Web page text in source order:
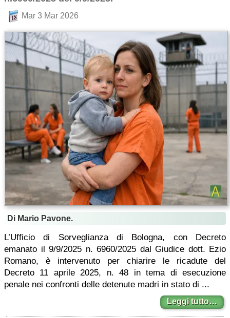
Mar 3 Mar 2026
Di Mario Pavone.
L’Ufficio di Sorveglianza di Bologna, con Decreto
emanato il 9/9/2025 n. 6960/2025 dal Giudice dott. Ezio
Romano, è intervenuto per chiarire le ricadute del
Decreto 11 aprile 2025, n. 48 in tema di esecuzione
penale nei confronti delle detenute madri in stato di ...
Leggi tutto…